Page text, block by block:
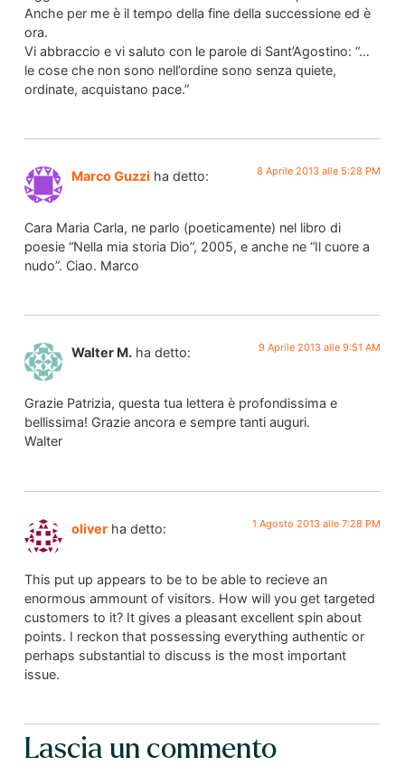
Anche per me è il tempo della fine della successione ed è
ora.
Vi abbraccio e vi saluto con le parole di Sant’Agostino: “…
le cose che non sono nell’ordine sono senza quiete,
ordinate, acquistano pace.”
Marco Guzzi ha detto: 8 Aprile 2013 alle 5:28 PM
Cara Maria Carla, ne parlo (poeticamente) nel libro di
poesie “Nella mia storia Dio”, 2005, e anche ne “Il cuore a
nudo”. Ciao. Marco
Walter M. ha detto: 9 Aprile 2013 alle 9:51 AM
Grazie Patrizia, questa tua lettera è profondissima e
bellissima! Grazie ancora e sempre tanti auguri.
Walter
oliver ha detto: 1 Agosto 2013 alle 7:28 PM
This put up appears to be to be able to recieve an
enormous ammount of visitors. How will you get targeted
customers to it? It gives a pleasant excellent spin about
points. I reckon that possessing everything authentic or
perhaps substantial to discuss is the most important
issue.
Lascia un commento